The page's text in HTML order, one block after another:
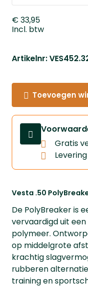
Vesta .50
De PolyBreaker is
vervaardigd uit
polymeer.
op middelgrote
krachtig
rubberen
training en
€ 33,95
Incl. btw
Artikelnr:
Toevoegen
Gratis